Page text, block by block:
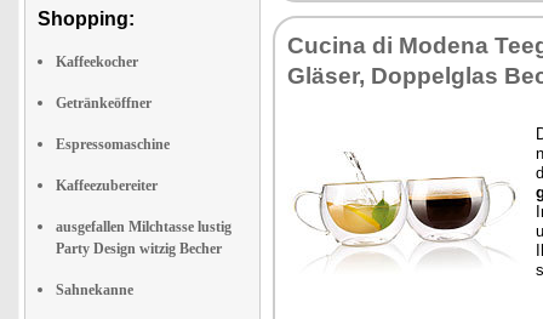
Shopping:
Kaffeekocher
Getränkeöffner
Espressomaschine
Kaffeezubereiter
ausgefallen Milchtasse lustig
Party Design witzig Becher
Sahnekanne
Cu­ci­na di Mo­de­na
Glä­ser, Dop­pel­glas